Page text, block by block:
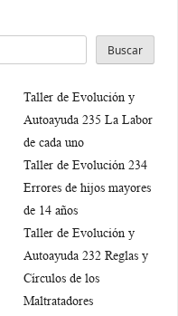
Buscar
Taller de Evolución y
Autoayuda 235 La Labor
de cada uno
Taller de Evolución 234
Errores de hijos mayores
de 14 años
Taller de Evolución y
Autoayuda 232 Reglas y
Círculos de los
Maltratadores